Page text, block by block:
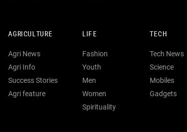
AGRICULTURE
Agri News
Agri Info
Success Stories
Agri feature
LIFE
Fashion
Youth
Men
Women
Spirituality
TECH
Tech News
Science
Mobiles
Gadgets